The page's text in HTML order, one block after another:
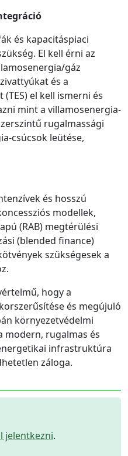
és kapacitáspiaci
El kell érni az
gáz
és a
el kell ismerni és
mint a villamosenergia-
rugalmassági
csúcsok leütése,
és hosszú
modellek,
(RAB) megtérülési
(blended finance)
szükségesek a
hogy a
és megújuló
környezetvédelmi
modern, rugalmas és
infrastruktúra
záloga.
jelentkezni.